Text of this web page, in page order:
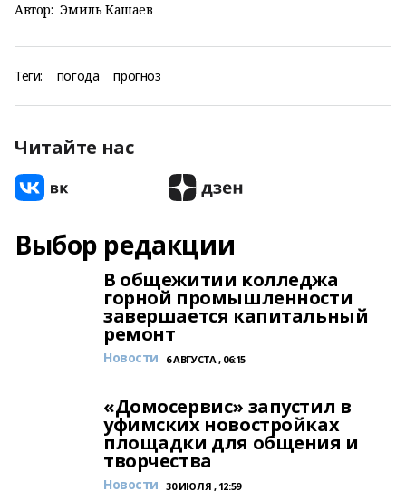
Автор: Эмиль Кашаев
Теги: погода прогноз
Читайте нас
Выбор редакции
В общежитии колледжа
горной промышленности
завершается капитальный
ремонт
Новости 6 АВГУСТА , 06:15
«Домосервис» запустил в
уфимских новостройках
площадки для общения и
творчества
Новости 30 ИЮЛЯ , 12:59